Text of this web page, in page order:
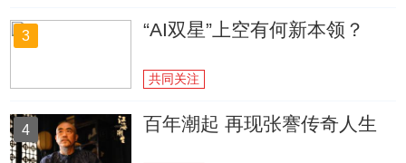
3 “AI双星”上空有何新本领？
共同关注
4 百年潮起 再现张謇传奇人生